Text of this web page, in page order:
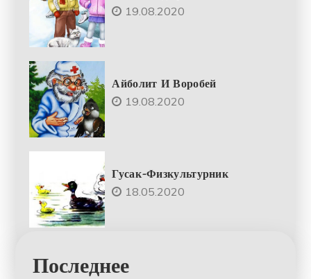
19.08.2020
Айболит И Воробей
19.08.2020
Гусак-Физкультурник
18.05.2020
Последнее